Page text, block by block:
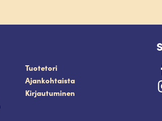
Tuotetori
Ajankohtaista
Kirjautuminen